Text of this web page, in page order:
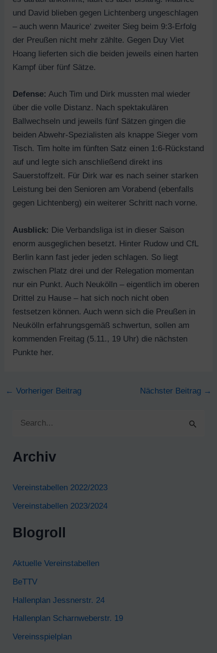
und David blieben gegen Lichtenberg ungeschlagen
– auch wenn Maurice‘ zweiter Sieg beim 9:3-Erfolg
der Preußen nicht mehr zählte. Gegen Duy Viet
Hoang lieferten sich die beiden jeweils einen harten
Kampf über fünf Sätze.
Defense: Auch Tim und Dirk mussten mal wieder
über die volle Distanz. Nach spektakulären
Ballwechseln und jeweils fünf Sätzen gingen die
beiden Abwehr-Spezialisten als knappe Sieger vom
Tisch. Tim holte im fünften Satz einen 1:6-Rückstand
auf und legte sich anschließend direkt ins
Sauerstoffzelt. Für Dirk war es nach seiner starken
Leistung bei den Senioren am Vorabend (ebenfalls
gegen Lichtenberg) ein weiterer Schritt nach vorne.
Ausblick: Die Verbandsliga ist in dieser Saison
enorm ausgeglichen besetzt. Hinter Rudow und CfL
Berlin kann fast jeder jeden schlagen. So liegt
zwischen Platz drei und der Relegation momentan
nur ein Punkt. Auch Neukölln – eigentlich im oberen
Drittel zu Hause – hat sich noch nicht oben
festsetzen können. Auch wenn sich die Preußen in
Neukölln erfahrungsgemäß schwertun, sollen am
kommenden Freitag (5.11., 19 Uhr) die nächsten
Punkte her.
Post
← Vorheriger Beitrag Nächster Beitrag →
c
e
a
h
:
Archiv
Vereinstabellen 2022/2023
Vereinstabellen 2023/2024
Blogroll
Aktuelle Vereinstabellen
BeTTV
Hallenplan Jessnerstr. 24
Hallenplan Scharnweberstr. 19
Vereinsspielplan